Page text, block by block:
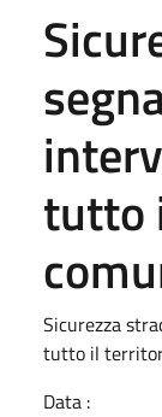
tutto
Sicurezza
tutto il
Data :